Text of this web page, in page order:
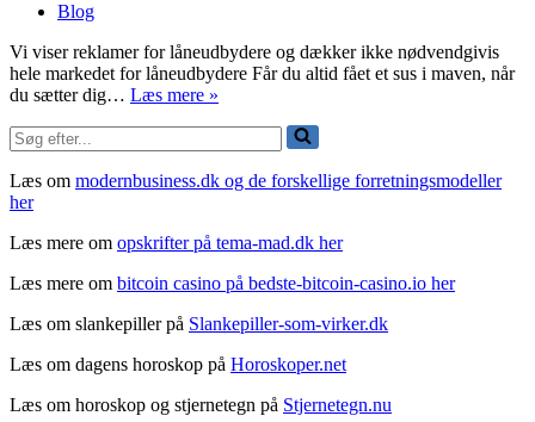
Blog
Vi viser reklamer for låneudbydere og dækker ikke nødvendgivis
hele markedet for låneudbydere Får du altid fået et sus i maven, når
du sætter dig… Læs mere »
din
egen
Søg
efter...
Læs om modernbusiness.dk og de forskellige forretningsmodeller
her
Læs mere om opskrifter på tema-mad.dk her
Læs mere om bitcoin casino på bedste-bitcoin-casino.io her
Læs om slankepiller på Slankepiller-som-virker.dk
Læs om dagens horoskop på Horoskoper.net
Læs om horoskop og stjernetegn på Stjernetegn.nu